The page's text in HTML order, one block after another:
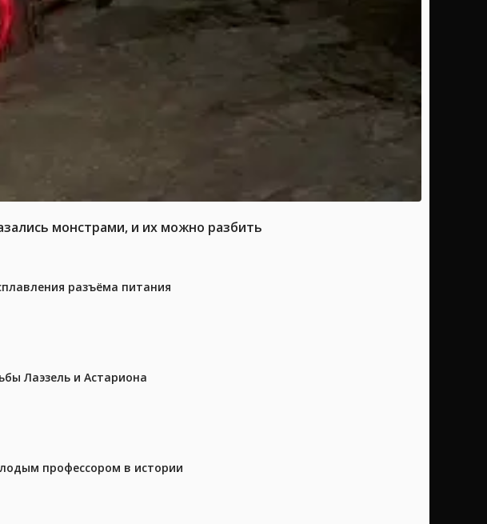
монстрами, и их можно разбить
разъёма питания
Лаэзель и Астариона
профессором в истории